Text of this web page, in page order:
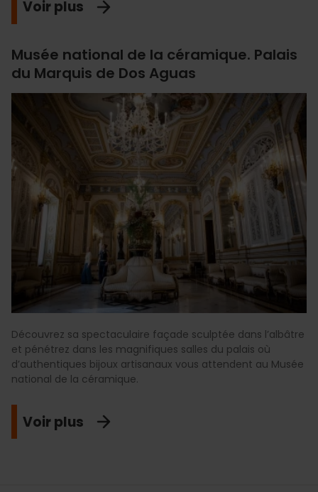
Voir plus
Musée national de la céramique. Palais
du Marquis de Dos Aguas
Découvrez sa spectaculaire façade sculptée dans l’albâtre
et pénétrez dans les magnifiques salles du palais où
d’authentiques bijoux artisanaux vous attendent au Musée
national de la céramique.
Voir plus